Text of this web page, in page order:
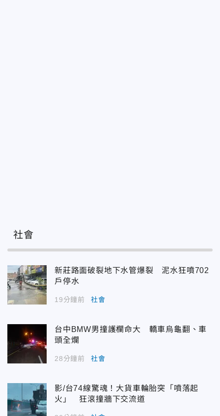
社會
新莊路面破裂地下水管爆裂 泥水狂噴702
戶停水
19分鐘前 社會
台中BMW男撞護欄命大 轎車烏龜翻、車
頭全爛
28分鐘前 社會
影/台74線驚魂！大貨車輪胎突「噴落起
火」 狂滾撞牆下交流道